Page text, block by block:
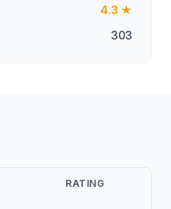
4.3 ★
303
RATING